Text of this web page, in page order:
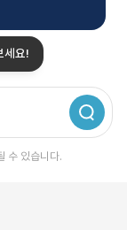
세요!
수 있습니다.